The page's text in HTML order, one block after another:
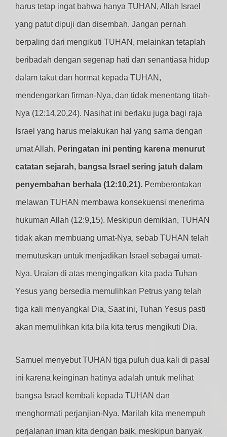
harus tetap ingat bahwa hanya TUHAN, Allah Israel
yang patut dipuji dan disembah. Jangan pernah
berpaling dari mengikuti TUHAN, melainkan tetaplah
beribadah dengan segenap hati dan senantiasa hidup
dalam takut dan hormat kepada TUHAN,
mendengarkan firman-Nya, dan tidak menentang titah-
Nya (12:14,20,24). Nasihat ini berlaku juga bagi raja
Israel yang harus melakukan hal yang sama dengan
umat Allah. Peringatan ini penting karena menurut
catatan sejarah, bangsa Israel sering jatuh dalam
penyembahan berhala (12:10,21). Pemberontakan
melawan TUHAN membawa konsekuensi menerima
hukuman Allah (12:9,15). Meskipun demikian, TUHAN
tidak akan membuang umat-Nya, sebab TUHAN telah
memutuskan untuk menjadikan Israel sebagai umat-
Nya. Uraian di atas mengingatkan kita pada Tuhan
Yesus yang bersedia memulihkan Petrus yang telah
tiga kali menyangkal Dia, Saat ini, Tuhan Yesus pasti
akan memulihkan kita bila kita terus mengikuti Dia.
Samuel menyebut TUHAN tiga puluh dua kali di pasal
ini karena keinginan hatinya adalah untuk melihat
bangsa Israel kembali kepada TUHAN dan
menghormati perjanjian-Nya. Marilah kita menempuh
perjalanan iman kita dengan baik, meskipun banyak